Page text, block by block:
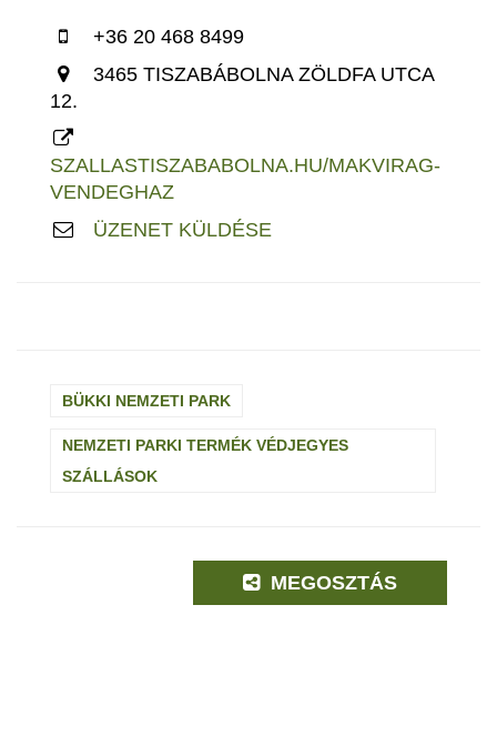
+36 20 468 8499
3465 TISZABÁBOLNA ZÖLDFA UTCA
12.
SZALLASTISZABABOLNA.HU/MAKVIRAG-
VENDEGHAZ
ÜZENET KÜLDÉSE
BÜKKI NEMZETI PARK
NEMZETI PARKI TERMÉK VÉDJEGYES
SZÁLLÁSOK
MEGOSZTÁS